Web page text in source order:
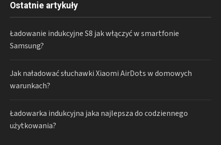
Ostatnie artykuły
Ładowanie indukcyjne S8 jak włączyć w smartfonie
Samsung?
Jak naładować słuchawki Xiaomi AirDots w domowych
warunkach?
Ładowarka indukcyjna jaka najlepsza do codziennego
użytkowania?